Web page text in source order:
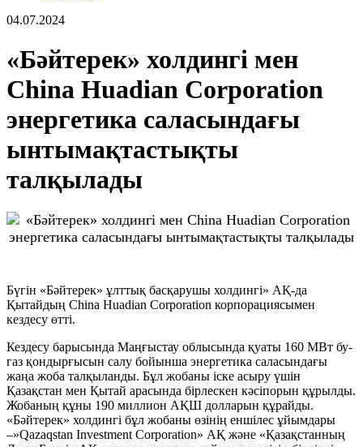
04.07.2024
«Бәйтерек» холдингі мен
China Huadian Corporation
энергетика саласындағы
ынтымақтастықты
талқылады
Бүгін «Бәйтерек» ұлттық басқарушы холдингі» АҚ-да
Қытайдың China Huadian Corporation корпорациясымен
кездесу өтті.
Кездесу барысында Маңғыстау облысында қуаты 160 МВт бу-
газ қондырғысын салу бойынша энергетика саласындағы
жаңа жоба талқыланды. Бұл жобаны іске асыру үшін
Қазақстан мен Қытай арасында бірлескен кәсіпорын құрылды.
Жобаның құны 190 миллион АҚШ долларын құрайды.
«Бәйтерек» холдингі бұл жобаны өзінің еншілес ұйымдары
–»Qazaqstan Investment Corporation» АҚ және «Қазақстанның